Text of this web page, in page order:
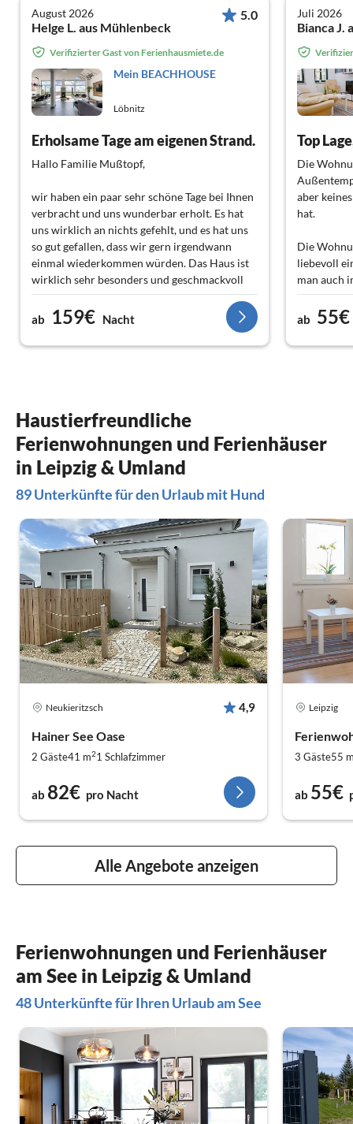
August 2026
Helge L. aus Mühlenbeck
5.0
Verifizierter Gast von Ferienhausmiete.de
Mein BEACHHOUSE
Löbnitz
Erholsame Tage am eigenen Strand.
Hallo Familie Mußtopf,
wir haben ein paar sehr schöne Tage bei Ihnen
verbracht und uns wunderbar erholt. Es hat
uns wirklich an nichts gefehlt, und es hat uns
so gut gefallen, dass wir gern irgendwann
einmal wiederkommen würden. Das Haus ist
wirklich sehr besonders und geschmackvoll
eingerichtet und dank des eigenen Strandes
fühlte man sich wie im Italienurlaub.
Wir wünschen Ihnen noch eine schöne Zeit.
ab 159€ Nacht
Juli 2026
Bianca J.
Die
aber
hat.
Die
liebevoll
man auch
Wohnung.
ruhigen
Seufzer
ab 55€
Haustierfreundliche
Ferienwohnungen und Ferienhäuser
in Leipzig & Umland
89 Unterkünfte für den Urlaub mit Hund
Neukieritzsch 4,9
Hainer See Oase
2 Gäste41 m21 Schlafzimmer
ab 82€ pro Nacht
Leipzig
3 Gäste55
ab 55€
Alle Angebote anzeigen
Ferienwohnungen und Ferienhäuser
am See in Leipzig & Umland
48 Unterkünfte für Ihren Urlaub am See